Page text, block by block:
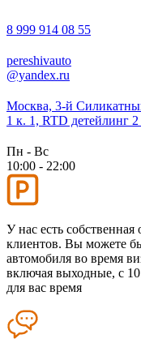
8 999 914 08 55
pereshivauto
@yandex.ru
Москва, 3-й
1 к. 1, RTD детейлинг 2
Пн - Вс
10:00 - 22:00
У нас есть собственная
клиентов. Вы можете
автомобиля во время
включая выходные, с
для вас время